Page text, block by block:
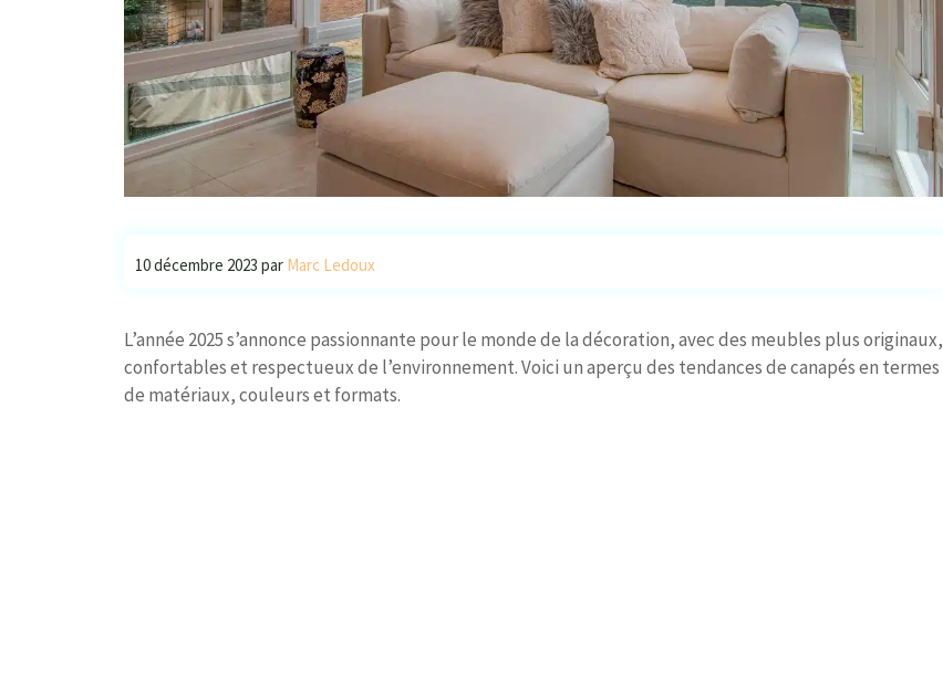
10 décembre 2023 par Marc Ledoux
L’année 2025 s’annonce passionnante pour le monde de la décoration, avec des meubles plus originaux,
confortables et respectueux de l’environnement. Voici un aperçu des tendances de canapés en termes
de matériaux, couleurs et formats.